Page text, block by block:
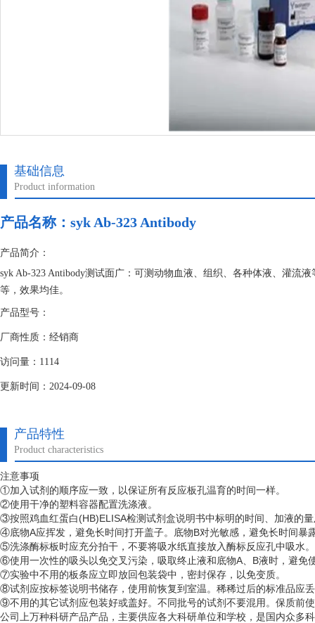
基础信息
Product information
产品名称： syk Ab-323 Antibody
产品简介：
syk Ab-323 Antibody测试面广：可测动物血液、组织、各种体液、灌流
等，效果均佳。
产品型号：
厂商性质：经销商
访问量：1114
更新时间：2024-09-08
产品特性
Product characteristics
注意事项
①加入试剂的顺序应一致，以保证所有反应板孔温育的时间一样。
②使用干净的塑料容器配置洗涤液。
③按照鸡血红蛋白(HB)ELISA检测试剂盒说明书中标明的时间、加液的
④底物A应挥发，避免长时间打开盖子。底物B对光敏感，避免长时间暴
⑤洗涤酶标板时应充分拍干，不要将吸水纸直接放入酶标反应孔中吸水。
⑥使用一次性的吸头以免交叉污染，吸取终止液和底物A、B液时，避免
⑦实验中不用的板条应立即放回包装袋中，密封保存，以免变质。
⑧试剂应按标签说明书储存，使用前恢复到室温。稀稀过后的标准品应
⑨不用的其它试剂应包装好或盖好。不同批号的试剂不要混用。保质前
公司上万种科研产品产品，主要供应各大科研单位和学校，是国内众多